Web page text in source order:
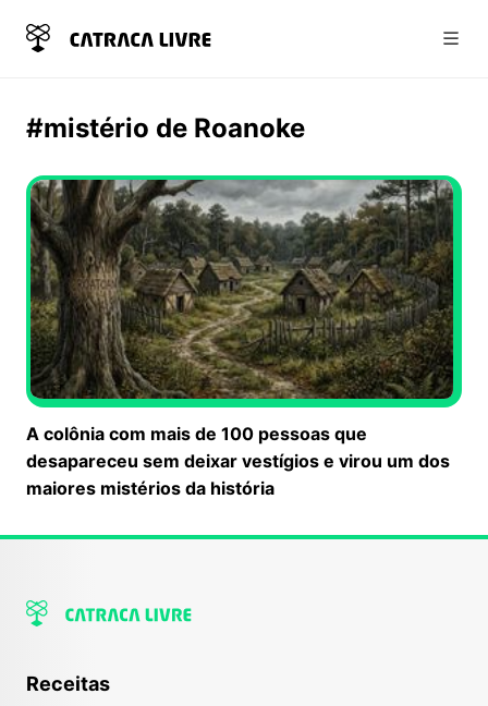
#mistério de Roanoke
A colônia com mais de 100 pessoas que
desapareceu sem deixar vestígios e virou um dos
maiores mistérios da história
Receitas